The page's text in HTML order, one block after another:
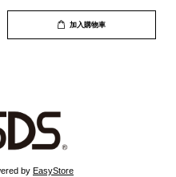
加入購物車
by EasyStore